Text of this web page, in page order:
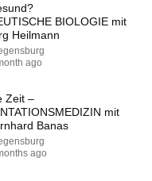
– ROMANISCHE
Dr. Ralf
BIOLOGIE mit
Heilmann
ago
Zeit –
mit
Banas
ago